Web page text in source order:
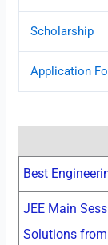
Scholarship
Application
Best
JEE Main
Solutions from